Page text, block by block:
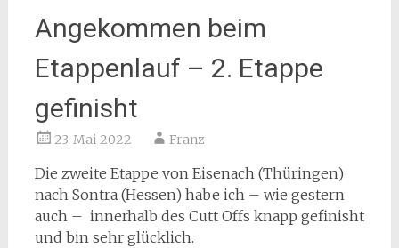
Angekommen beim
Etappenlauf – 2. Etappe
gefinisht
23. Mai 2022 Franz
Die zweite Etappe von Eisenach (Thüringen)
nach Sontra (Hessen) habe ich – wie gestern
auch – innerhalb des Cutt Offs knapp gefinisht
und bin sehr glücklich.